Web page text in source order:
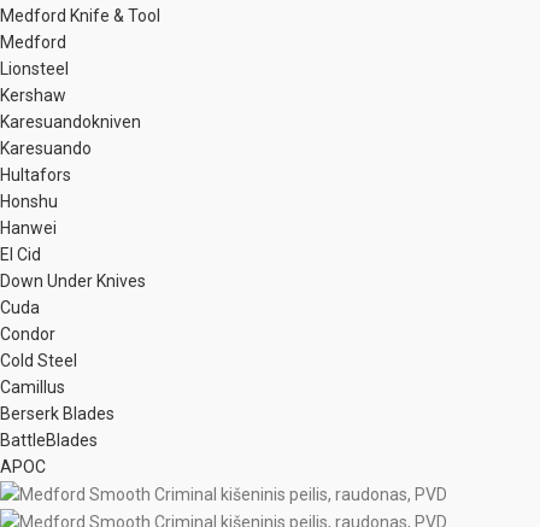
Medford Knife & Tool
Medford
Lionsteel
Kershaw
Karesuandokniven
Karesuando
Hultafors
Honshu
Hanwei
El Cid
Down Under Knives
Cuda
Condor
Cold Steel
Camillus
Berserk Blades
BattleBlades
APOC